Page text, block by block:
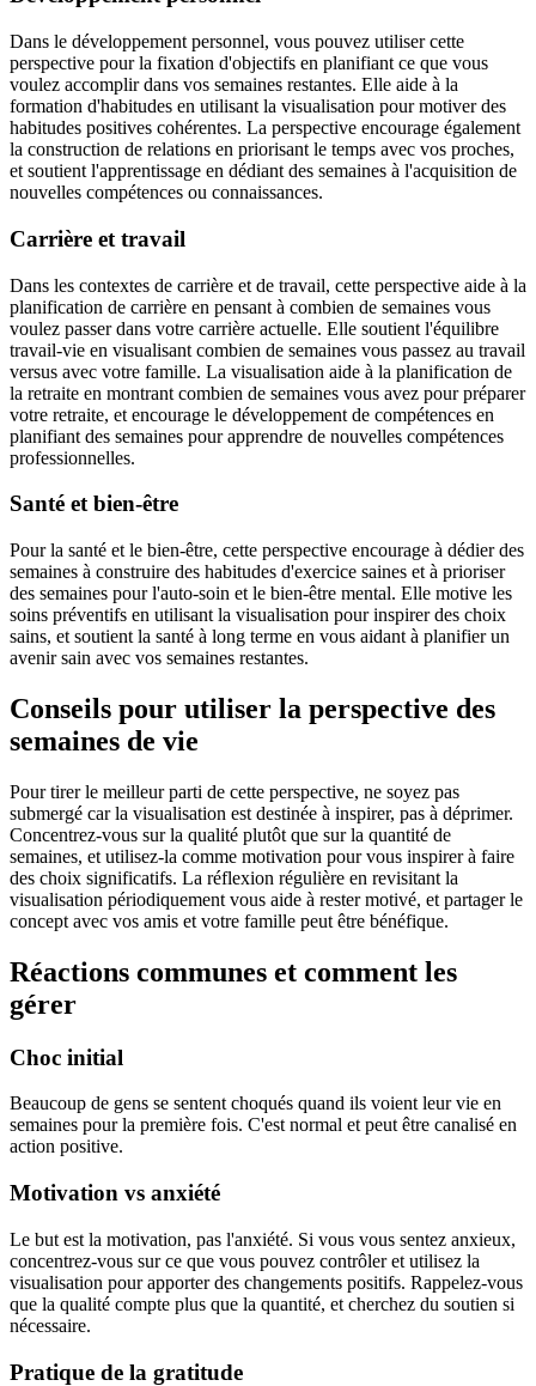
Dans le développement personnel, vous pouvez utiliser cette
perspective pour la fixation d'objectifs en planifiant ce que vous
voulez accomplir dans vos semaines restantes. Elle aide à la
formation d'habitudes en utilisant la visualisation pour motiver des
habitudes positives cohérentes. La perspective encourage également
la construction de relations en priorisant le temps avec vos proches,
et soutient l'apprentissage en dédiant des semaines à l'acquisition de
nouvelles compétences ou connaissances.
Carrière et travail
Dans les contextes de carrière et de travail, cette perspective aide à la
planification de carrière en pensant à combien de semaines vous
voulez passer dans votre carrière actuelle. Elle soutient l'équilibre
travail-vie en visualisant combien de semaines vous passez au travail
versus avec votre famille. La visualisation aide à la planification de
la retraite en montrant combien de semaines vous avez pour préparer
votre retraite, et encourage le développement de compétences en
planifiant des semaines pour apprendre de nouvelles compétences
professionnelles.
Santé et bien-être
Pour la santé et le bien-être, cette perspective encourage à dédier des
semaines à construire des habitudes d'exercice saines et à prioriser
des semaines pour l'auto-soin et le bien-être mental. Elle motive les
soins préventifs en utilisant la visualisation pour inspirer des choix
sains, et soutient la santé à long terme en vous aidant à planifier un
avenir sain avec vos semaines restantes.
Conseils pour utiliser la perspective des
semaines de vie
Pour tirer le meilleur parti de cette perspective, ne soyez pas
submergé car la visualisation est destinée à inspirer, pas à déprimer.
Concentrez-vous sur la qualité plutôt que sur la quantité de
semaines, et utilisez-la comme motivation pour vous inspirer à faire
des choix significatifs. La réflexion régulière en revisitant la
visualisation périodiquement vous aide à rester motivé, et partager le
concept avec vos amis et votre famille peut être bénéfique.
Réactions communes et comment les
gérer
Choc initial
Beaucoup de gens se sentent choqués quand ils voient leur vie en
semaines pour la première fois. C'est normal et peut être canalisé en
action positive.
Motivation vs anxiété
Le but est la motivation, pas l'anxiété. Si vous vous sentez anxieux,
concentrez-vous sur ce que vous pouvez contrôler et utilisez la
visualisation pour apporter des changements positifs. Rappelez-vous
que la qualité compte plus que la quantité, et cherchez du soutien si
nécessaire.
Pratique de la gratitude